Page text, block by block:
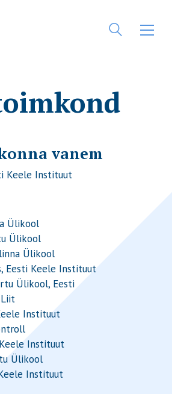
vanem
Keele Instituut
Ülikool
Ülikool
Ülikool
Eesti Keele Instituut
Ülikool, Eesti
Instituut
Instituut
Ülikool
Instituut